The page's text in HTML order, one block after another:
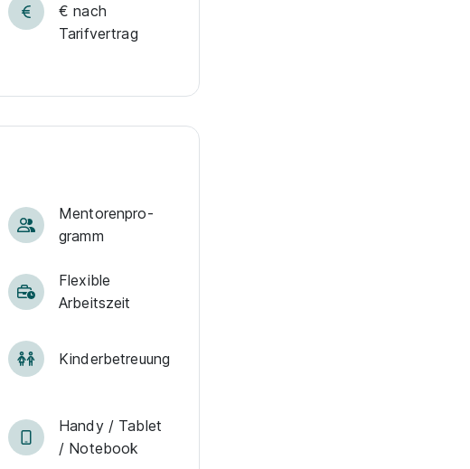
€ nach
Tarifvertrag
Men­to­ren­pro­
gramm
Flexible
Arbeitszeit
Kin­der­be­treu­ung
Han­dy / Tab­let
/ Note­book